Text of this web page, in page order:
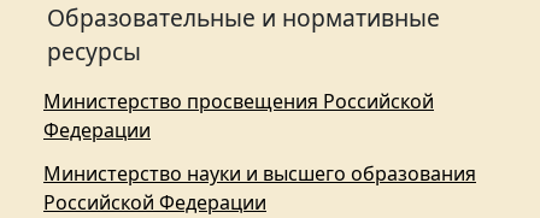
Образовательные и нормативные
ресурсы
Министерство просвещения Российской
Федерации
Министерство науки и высшего образования
Российской Федерации